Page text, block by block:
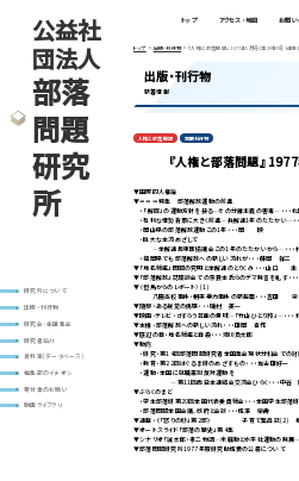
公益社
団法人
部落
問題
研究
所
研究所について
出版・刊行物
研究会・全国集会
研究者紹介
資料室(データベース)
編集部のイチオシ
寄付金のお願い
動画ライブラリ
トップ アクセス・地図 お問い
トップ 出版・刊行物 『人権と部落問題』 1977年5月号（第29巻5号）通巻
出版・刊行物
新着情報
人権と部落問題 定期刊行物
『人権と部落問題』
▼国際的人権論
▼＝＝＝特集 部落解放運動の前進
・「解同」の運動方針を抉る―その分離主義の害毒―・・・
・有利な情勢背景に大きく前進―兵解連1年のたたかい―
・岡山県の部落解放運動この1年・・・岡 映
・巨大な本流めざして
―全解連周東町協議会この1年のたたかいから―・・・
・福岡県でも部落解放への新しい流れが・・・藤岡 祥三
▼「地名総鑑」問題の究明と全解連のとりくみ・・・山口 圭
▼「部落解放」誌座談会での奈良本氏らのデマ発言を糺す・・
▼〈但馬からのレポート〉(1)
八鹿高校事件・朝来暴力事件の新局面・・・吉田 栄
▼随想・ある視覚の偶感・・・磯村 英一
▼映画･テレビ・さすらう芸能の意味―「竹山ひとり旅」―・・
▼本棚・部落解放への新しい流れ・・・田岡 喜作
▼底辺の目・地名総鑑と自殺・・・瀬川負太郎
▼動向
・研究・第14回部落問題研究者全国集会現状分科会での
・教育・第22回はぐるま研のめざすもの・・・佐古田好一
・運動・全国に就職差別反対運動を
―第11回西日本連絡会交流会ひらく・・・中谷
▼ぶらくのまど
・学生部落研第20回全国代表委員総会・・・全国学生部落
・部落問題全国会議、政府と会談・・・成澤 榮壽
▼連載・（「怒りの砂」第2部） 子育て繁昌記(2) 梅二
▼オートスライド「部落の歴史」第4集
▼シナリオ「誠太郎・孝二物語―米騒動と水平社運動の発展―
▼部落問題研究所1977年度研究助成費の公募について